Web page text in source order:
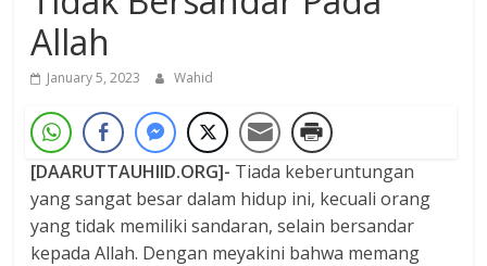
Allah
January 5, 2023 Wahid
[DAARUTTAUHIID.ORG]- Tiada keberuntungan
yang sangat besar dalam hidup ini, kecuali orang
yang tidak memiliki sandaran, selain bersandar
kepada Allah. Dengan meyakini bahwa memang